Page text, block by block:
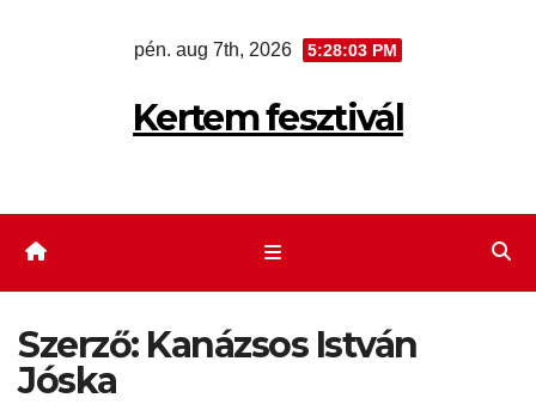
pén. aug 7th, 2026 5:28:04 PM
Kertem fesztivál
Szerző: Kanázsos István
Jóska